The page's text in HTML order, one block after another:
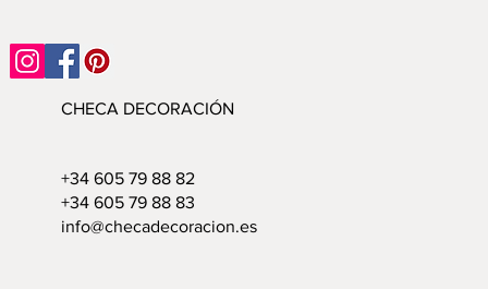
CHECA DECORACIÓN
+34 605 79 88 82
+34 605 79 88 83
info@checadecoracion.es